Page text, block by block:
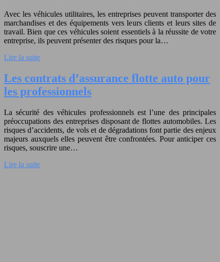
Avec les véhicules utilitaires, les entreprises peuvent transporter des
marchandises et des équipements vers leurs clients et leurs sites de
travail. Bien que ces véhicules soient essentiels à la réussite de votre
entreprise, ils peuvent présenter des risques pour la…
Lire la suite
Les contrats d’assurance flotte auto pour
les professionnels
La sécurité des véhicules professionnels est l’une des principales
préoccupations des entreprises disposant de flottes automobiles. Les
risques d’accidents, de vols et de dégradations font partie des enjeux
majeurs auxquels elles peuvent être confrontées. Pour anticiper ces
risques, souscrire une…
Lire la suite